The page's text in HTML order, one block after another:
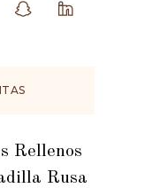
Rellenos
Rusa